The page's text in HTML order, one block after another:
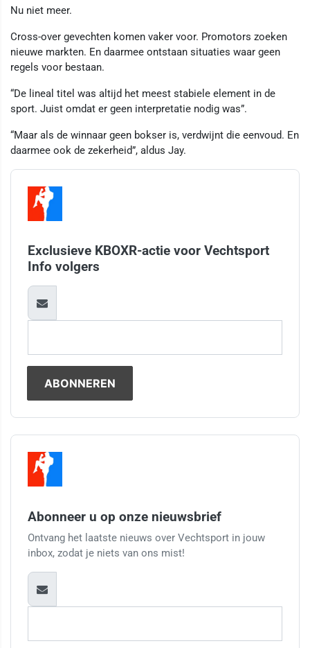
Nu niet meer.
Cross-over gevechten komen vaker voor. Promotors zoeken
nieuwe markten. En daarmee ontstaan situaties waar geen
regels voor bestaan.
“De lineal titel was altijd het meest stabiele element in de
sport. Juist omdat er geen interpretatie nodig was”.
“Maar als de winnaar geen bokser is, verdwijnt die eenvoud. En
daarmee ook de zekerheid”, aldus Jay.
Exclusieve KBOXR-actie voor Vechtsport
Info volgers
Abonneer u op onze nieuwsbrief
Ontvang het laatste nieuws over Vechtsport in jouw
inbox, zodat je niets van ons mist!